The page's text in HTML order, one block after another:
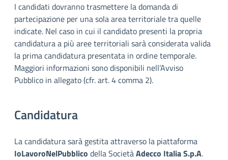
I candidati dovranno trasmettere la domanda di
partecipazione per una sola area territoriale tra quelle
indicate. Nel caso in cui il candidato presenti la propria
candidatura a più aree territoriali sarà considerata valida
la prima candidatura presentata in ordine temporale.
Maggiori informazioni sono disponibili nell’Avviso
Pubblico in allegato (cfr. art. 4 comma 2).
Candidatura
La candidatura sarà gestita attraverso la piattaforma
IoLavoroNelPubblico della SocietàAdecco Italia S.p.A.